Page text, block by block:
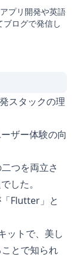
プリ開発や英語
ログで発信し
スタックの理
ザー体験の向
つを両立さ
した。
Flutter」と
ットで、美し
とで知られ